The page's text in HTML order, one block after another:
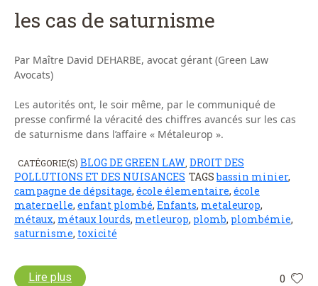
les cas de saturnisme
Par Maître David DEHARBE, avocat gérant (Green Law
Avocats)
Les autorités ont, le soir même, par le communiqué de
presse confirmé la véracité des chiffres avancés sur les cas
de saturnisme dans l’affaire « Métaleurop ».
CATÉGORIE(S) BLOG DE GREEN LAW DROIT DES
POLLUTIONS ET DES NUISANCES TAGSbassin minier,
campagne de dépsitage, école élementaire, école
maternelle, enfant plombé, Enfants, metaleurop,
métaux, métaux lourds, metleurop, plomb, plombémie,
saturnisme, toxicité
0
Lire plus